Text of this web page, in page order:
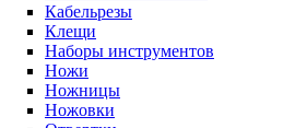
Кабельрезы
Клещи
Наборы инструментов
Ножи
Ножницы
Ножовки